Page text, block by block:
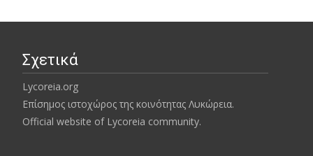
Σχετικά
Lycoreia.org
Επίσημος ιστοχώρος της κοινότητας Λυκώρεια.
Official website of Lycoreia community.